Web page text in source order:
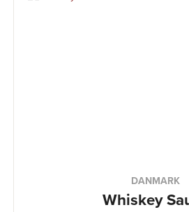
DANMARK
Whiskey